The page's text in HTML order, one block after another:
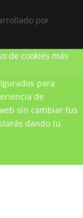
por
de cookies más
para
de
sin cambiar tus
dando tu